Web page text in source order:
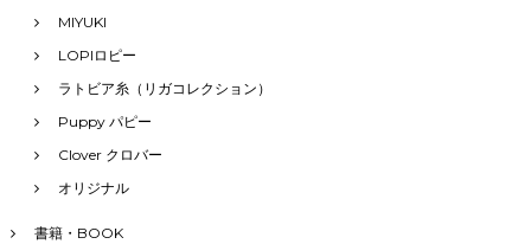
MIYUKI
LOPIロピー
ラトビア糸（リガコレクション）
Puppy パピー
Clover クロバー
オリジナル
書籍・BOOK